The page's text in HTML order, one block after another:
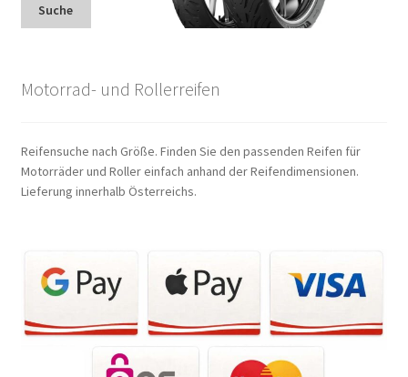
Suche
Motorrad- und Rollerreifen
Reifensuche nach Größe. Finden Sie den passenden Reifen für
Motorräder und Roller einfach anhand der Reifendimensionen.
Lieferung innerhalb Österreichs.